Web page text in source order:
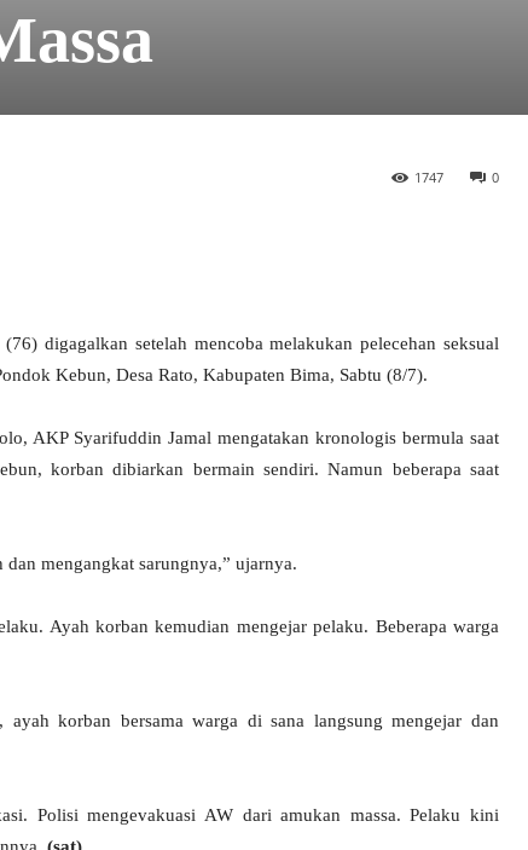
0
1747
digagalkan setelah mencoba melakukan pelecehan seksual
Kebun, Desa Rato, Kabupaten Bima, Sabtu (8/7).
AKP Syarifuddin Jamal mengatakan kronologis bermula saat
korban dibiarkan bermain sendiri. Namun beberapa saat
mengangkat sarungnya,” ujarnya.
Ayah korban kemudian mengejar pelaku. Beberapa warga
korban bersama warga di sana langsung mengejar dan
Polisi mengevakuasi AW dari amukan massa. Pelaku kini